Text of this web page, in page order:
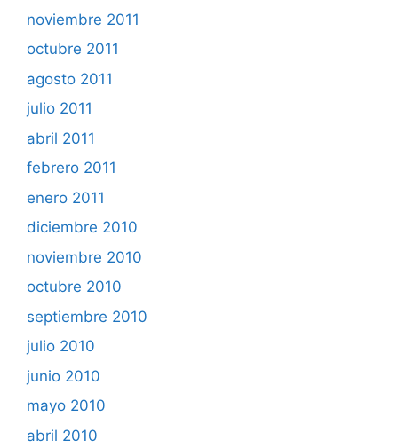
noviembre 2011
octubre 2011
agosto 2011
julio 2011
abril 2011
febrero 2011
enero 2011
diciembre 2010
noviembre 2010
octubre 2010
septiembre 2010
julio 2010
junio 2010
mayo 2010
abril 2010